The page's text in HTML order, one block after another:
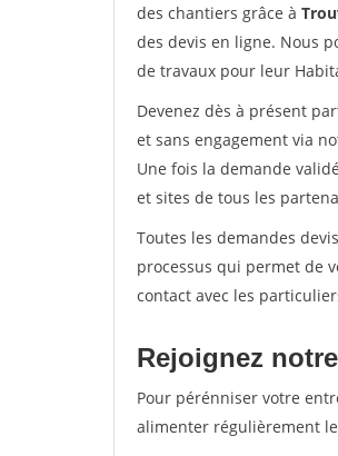
des chantiers grâce à
des devis en ligne. Nous
de travaux pour leur
Devenez dès à présent
et sans engagement via
Une fois la demande
et sites de tous les
Toutes les demandes
processus qui permet de
contact avec les
Rejoignez
Pour pérénniser votre
alimenter régulièrement